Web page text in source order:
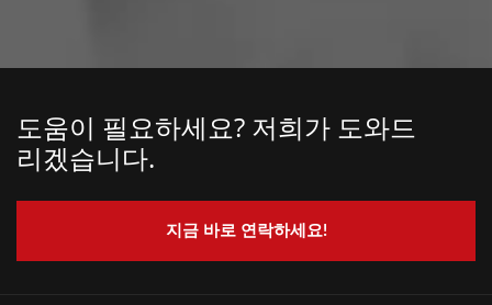
도움이 필요하세요? 저희가 도와드
리겠습니다.
지금 바로 연락하세요!